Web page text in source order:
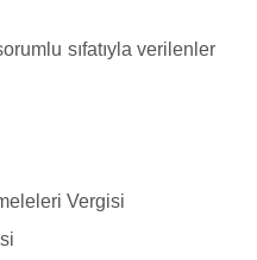
sıfatıyla verilenler
Vergisi